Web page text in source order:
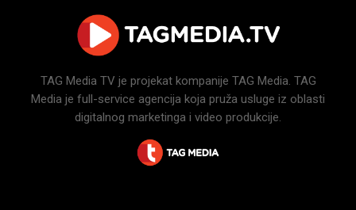
TAG Media TV je projekat kompanije TAG Media. TAG
Media je full-service agencija koja pruža usluge iz oblasti
digitalnog marketinga i video produkcije.